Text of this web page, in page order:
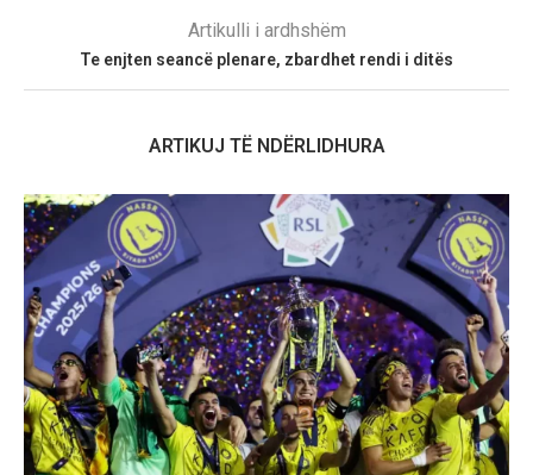
Artikulli i ardhshëm
Te enjten seancë plenare, zbardhet rendi i ditës
ARTIKUJ TË NDËRLIDHURA